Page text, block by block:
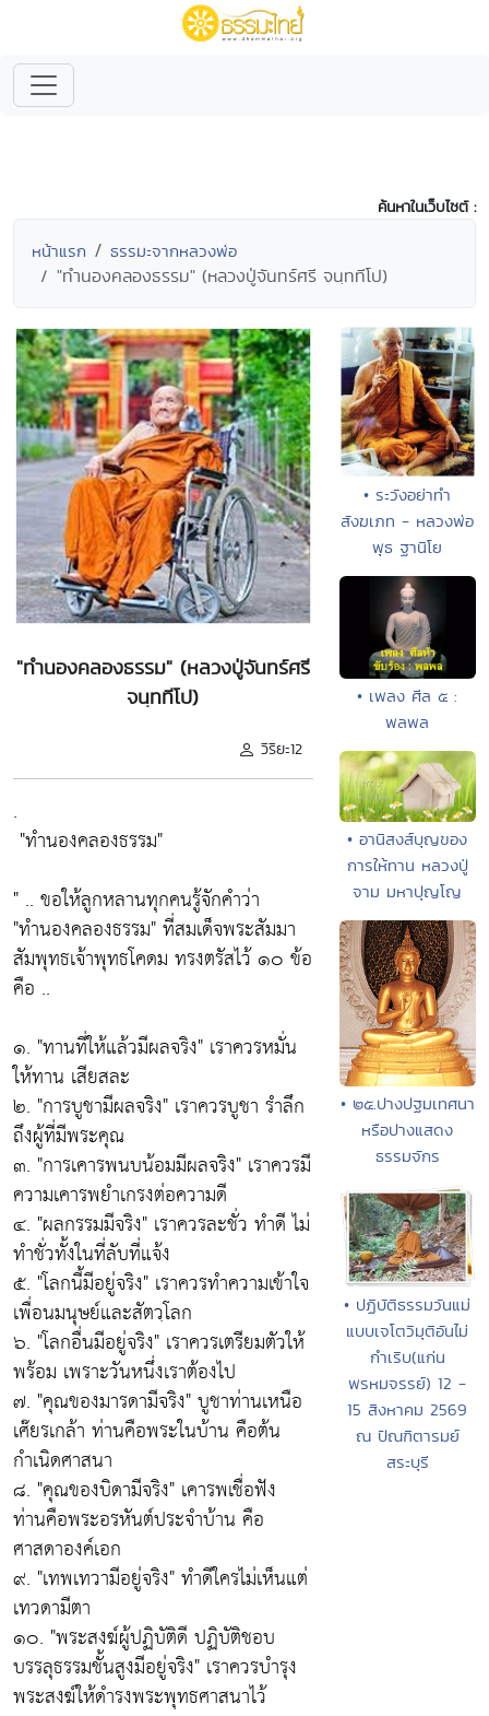
ค้นหาในเว็บไซต์ :
หน้าแรก ธรรมะจากหลวงพ่อ
"ทำนองคลองธรรม" (หลวงปู่จันทร์ศรี จนฺททีโป)
"ทำนองคลองธรรม" (หลวงปู่จันทร์ศรี
จนฺททีโป)
วิริยะ12
.
"ทำนองคลองธรรม"
" .. ขอให้ลูกหลานทุกคนรู้จักคำว่า
"ทำนองคลองธรรม"ที่สมเด็จพระสัมมา
สัมพุทธเจ้าพุทธโคดม ทรงตรัสไว้ ๑๐ ข้อ
คือ ..
๑. "ทานที่ให้แล้วมีผลจริง" เราควรหมั่น
ให้ทาน เสียสละ
๒. "การบูชามีผลจริง" เราควรบูชา รำลึก
ถึงผู้ที่มีพระคุณ
๓. "การเคารพนบน้อมมีผลจริง" เราควรมี
ความเคารพยำเกรงต่อความดี
๔. "ผลกรรมมีจริง" เราควรละชั่ว ทำดี ไม่
ทำชั่วทั้งในที่ลับที่แจ้ง
๕. "โลกนี้มีอยู่จริง" เราควรทำความเข้าใจ
เพื่อนมนุษย์และสัตวฺโลก
๖. "โลกอื่นมีอยู่จริง" เราควรเตรียมตัวให้
พร้อม เพราะวันหนึ่งเราต้องไป
๗. "คุณของมารดามีจริง"บูชาท่านเหนือ
เศ๊ยรเกล้า ท่านคือพระในบ้าน คือต้น
กำเนิดศาสนา
๘. "คุณของบิดามีจริง" เคารพเชื่อฟัง
ท่านคือพระอรหันต์ประจำบ้าน คือ
ศาสดาองค์เอก
๙. "เทพเทวามีอยู่จริง"ทำดีใครไม่เห็นแต่
เทวดามีตา
๑๐. "พระสงฆ์ผู้ปฏิบัติดี ปฏิบัติชอบ
บรรลุธรรมชั้นสูงมีอยู่จริง" เราควรบำรุง
พระสงฆ์ให้ดำรงพระพุทธศาสนาไว้
• ระวังอย่าทำ
สังฆเภท - หลวงพ่อ
พุธ ฐานิโย
• เพลง ศีล ๕ :
พลพล
• อานิสงส์บุญของ
การให้ทาน หลวงปู่
จาม มหาปุญโญ
• ๒๕.ปางปฐมเทศนา
หรือปางแสดง
ธรรมจักร
• ปฏิบัติธรรมวันแม่
แบบเจโตวิมุติอันไม่
กำเริบ(แก่น
พรหมจรรย์) 12 -
15 สิงหาคม 2569
ณ ปัณฑิตารมย์
สระบุรี